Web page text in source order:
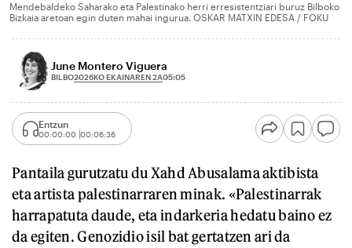
Mendebaldeko Saharako eta Palestinako herri erresistentziari buruz Bilboko
Bizkaia aretoan egin duten mahai ingurua. OSKAR MATXIN EDESA / FOKU
June Montero Viguera
BILBO2026KO EKAINAREN 2A05:05
Entzun
00:00:00 00:06:36
Pantaila gurutzatu du Xahd Abusalama aktibista
eta artista palestinarraren minak. «Palestinarrak
harrapatuta daude, eta indarkeria hedatu baino ez
da egiten. Genozidio isil bat gertatzen ari da